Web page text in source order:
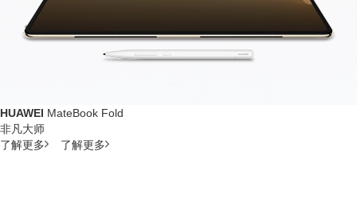
HUAWEI MateBook Fold
非凡大师
了解更多
了解更多